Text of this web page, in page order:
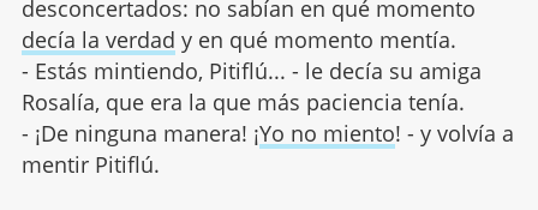
desconcertados: no sabían en qué momento
decía la verdad y en qué momento mentía.
- Estás mintiendo, Pitiflú... - le decía su amiga
Rosalía, que era la que más paciencia tenía.
- ¡De ninguna manera! ¡Yo no miento! - y volvía a
mentir Pitiflú.